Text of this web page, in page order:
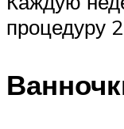
процедуру